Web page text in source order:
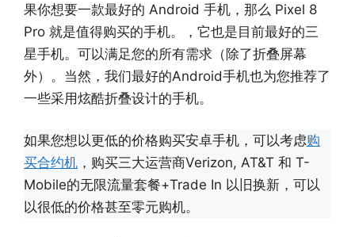
果你想要一款最好的 Android 手机，那么 Pixel 8
Pro 就是值得购买的手机。，它也是目前最好的三
星手机。可以满足您的所有需求（除了折叠屏幕
外）。当然，我们最好的Android手机也为您推荐了
一些采用炫酷折叠设计的手机。
如果您想以更低的价格购买安卓手机，可以考虑购
买合约机 ，购买三大运营商Verizon, AT&T 和 T-
Mobile的无限流量套餐+Trade In 以旧换新，可以
以很低的价格甚至零元购机。